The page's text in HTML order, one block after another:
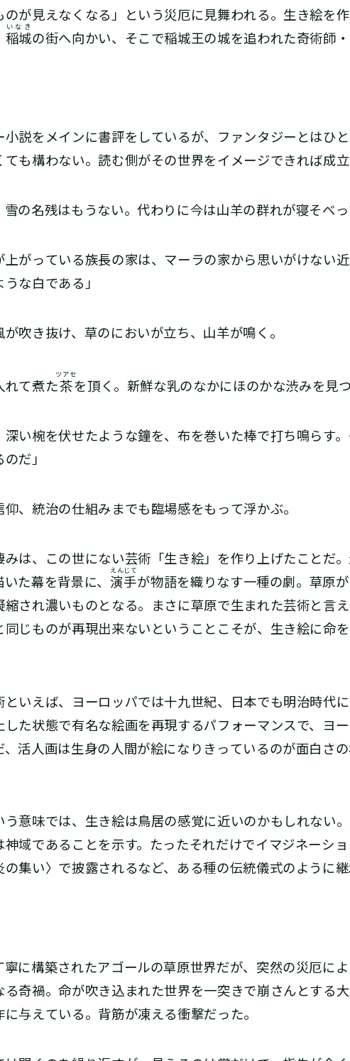
のが見えなくなる」という災厄に見舞われる。生き絵を
稲城
いなき
の街へ向かい、そこで稲城王の城を追われた奇術師・
説をメインに書評をしているが、ファンタジーとはひ
も構わない。読む側がその世界をイメージできれば成立
雪の名残はもうない。代わりに今は山羊の群れが寝そべ
上がっている族長の家は、マーラの家から思いがけない
な白である」
吹き抜け、草のにおいが立ち、山羊が鳴く。
れて煮た茶
ツアセ
を頂く。新鮮な乳のなかにほのかな渋みを見
深い椀を伏せたような鐘を、布を巻いた棒で打ち鳴らす
だ」
、統治の仕組みまでも臨場感をもって浮かぶ。
は、この世にない芸術「生き絵」を作り上げたことだ
た幕を背景に、 演手
えんじて
が物語を織りなす一種の劇。草原
縮され濃いものとなる。まさに草原で生まれた芸術と言
同じものが再現出来ないということこそが、生き絵に命
いえば、ヨーロッパでは十九世紀、日本でも明治時代
た状態で有名な絵画を再現するパフォーマンスで、ヨ
、活人画は生身の人間が絵になりきっているのが面白さ
意味では、生き絵は鳥居の感覚に近いのかもしれない
神域であることを示す。たったそれだけでイマジネーシ
の集い〉で披露されるなど、ある種の伝統儀式のように継
に構築されたアゴールの草原世界だが、突然の災厄に
る奇禍。命が吹き込まれた世界を一突きで崩さんとする
与えている。背筋が凍える衝撃だった。